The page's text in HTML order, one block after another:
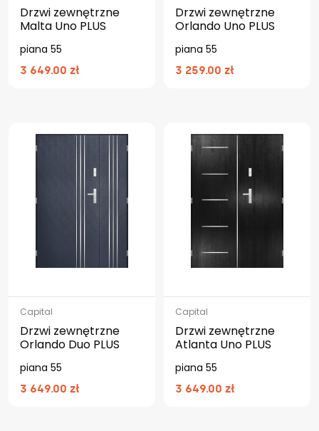
Drzwi zewnętrzne
Malta Uno PLUS
piana 55
3 649.00 zł
Drzwi zewnętrzne
Orlando Uno PLUS
piana 55
3 259.00 zł
Capital
Drzwi zewnętrzne
Orlando Duo PLUS
piana 55
3 649.00 zł
Capital
Drzwi zewnętrzne
Atlanta Uno PLUS
piana 55
3 649.00 zł